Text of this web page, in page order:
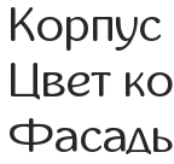
Цвет